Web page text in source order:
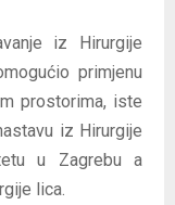
iz Hirurgije
primjenu
prostorima, iste
iz Hirurgije
u Zagrebu a
lica.